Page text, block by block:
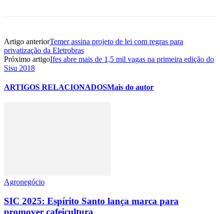
Artigo anteriorTemer assina projeto de lei com regras para
privatização da Eletrobras
Próximo artigoIfes abre mais de 1,5 mil vagas na primeira edição do
Sisu 2018
ARTIGOS RELACIONADOSMais do autor
Agronegócio
SIC 2025: Espírito Santo lança marca para
promover cafeicultura